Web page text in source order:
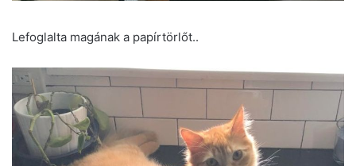
Lefoglalta magának a papírtörlőt..